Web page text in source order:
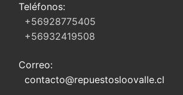
Teléfonos:
+56928775405
+56932419508
Correo:
contacto@repuestosloovalle.cl